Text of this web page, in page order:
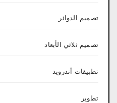
تصميم الدوائر
تصميم ثلاثي الأبعاد
تطبيقات أندرويد
تطوير